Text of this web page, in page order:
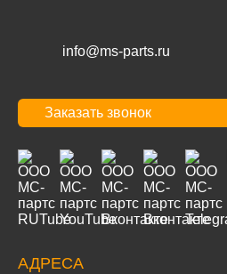
info@ms-parts.ru
Заказать звонок
АДРЕСА